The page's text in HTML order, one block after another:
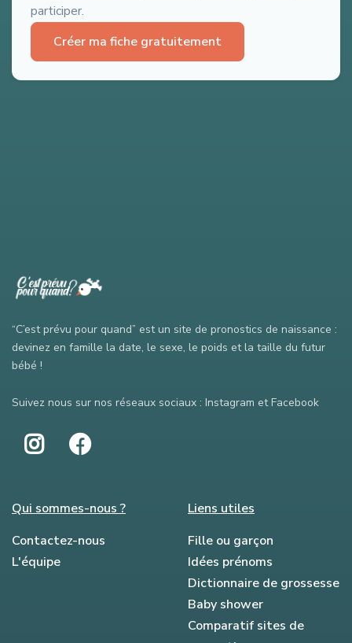
participer.
Créer ma fiche gratuitement
“C’est prévu pour quand” est un site de pronostics de naissance :
devinez en famille la date, le sexe, le poids et la taille du futur
bébé !
Suivez nous sur nos réseaux sociaux : Instagram et Facebook
Qui sommes-nous ?
Contactez-nous
L'équipe
Liens utiles
Fille ou garçon
Idées prénoms
Dictionnaire de grossesse
Baby shower
Comparatif sites de